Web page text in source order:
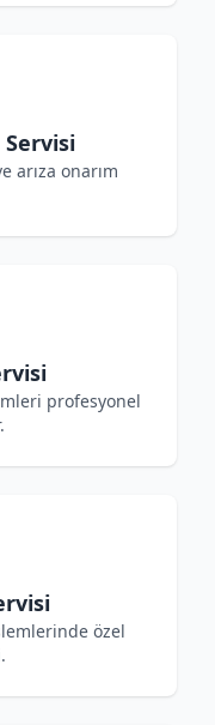
Servisi
arıza onarım
profesyonel
özel